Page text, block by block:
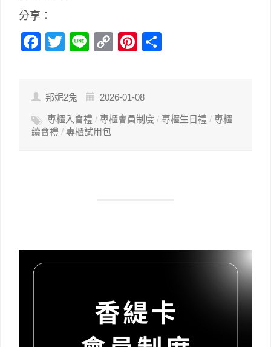
分享：
Facebook
Twitter
LineCopyPinterest
邦妮2兔 2026-01-08
專櫃入會禮 / 專櫃會員制度 / 專櫃生日禮 / 專櫃
續會禮 / 專櫃試用包